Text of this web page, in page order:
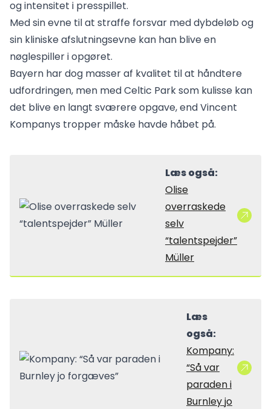
og intensitet i presspillet.
Med sin evne til at straffe forsvar med dybdeløb og
sin kliniske afslutningsevne kan han blive en
nøglespiller i opgøret.
Bayern har dog masser af kvalitet til at håndtere
udfordringen, men med Celtic Park som kulisse kan
det blive en langt sværere opgave, end Vincent
Kompanys tropper måske havde håbet på.
Læs også:
Olise
overraskede
selv
“talentspejder”
Müller
Læs
også:
Kompany:
“Så var
paraden i
Burnley jo